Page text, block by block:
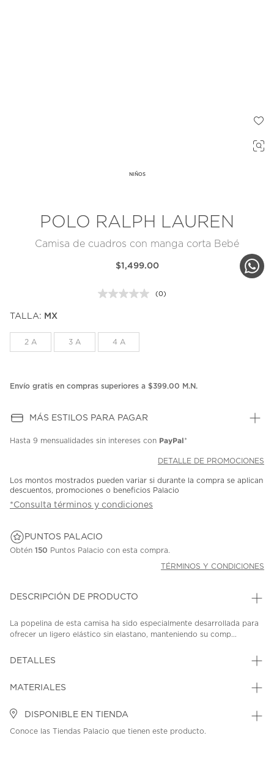
NIÑOS
POLO RALPH LAUREN
Camisa de cuadros con manga corta Bebé
$1,499.00
Sin
(0)
TALLA: MX
2 A 3 A 4 A
Envío gratis en compras superiores a $399.00 M.N.
MÁS ESTILOS PARA PAGAR
Hasta 9 mensualidades sin intereses con PayPal*
DETALLE DE PROMOCIONES
Los montos mostrados pueden variar si durante la compra se aplican
descuentos, promociones o beneficios Palacio
*Consulta términos y condiciones
PUNTOS PALACIO
Obtén 150 Puntos Palacio con esta compra.
TÉRMINOS Y CONDICIONES
DESCRIPCIÓN DE PRODUCTO
La popelina de esta camisa ha sido especialmente desarrollada para
ofrecer un ligero elástico sin elastano, manteniendo su comp...
DETALLES
MATERIALES
DISPONIBLE EN TIENDA
Conoce las Tiendas Palacio que tienen este producto.